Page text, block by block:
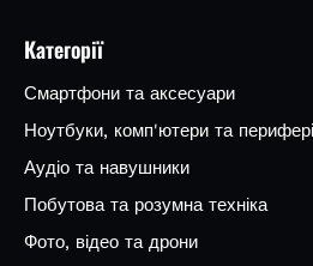
Категорії
Смартфони та аксесуари
Ноутбуки, комп'ютери та
Аудіо та навушники
Побутова та розумна техніка
Фото, відео та дрони